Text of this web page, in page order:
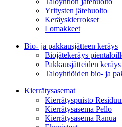
Yritysten jätehuolto
Keräyskierrokset
Lomakkeet
Bio- ja pakkausjätteen keräys
Biojätekeräys
Pakkausjätteiden
Taloyhtiöiden bio- ja
Kierrätysasemat
Kierrätyspuisto
Kierrätysasema Pello
Kierrätysasema Ranua